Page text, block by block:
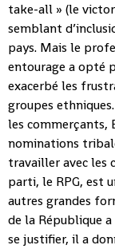
take-all » (le
semblant
pays. Mais le
entourage a opté
exacerbé les
groupes
les commerçants,
nominations
travailler avec les
parti, le RPG, est
autres grandes
de la République
se justifier, il a